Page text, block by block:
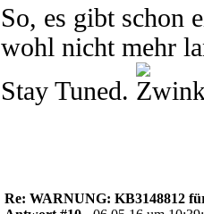
So, es gibt schon
wohl nicht mehr
Stay Tuned.
Re: WARNUNG: KB3148812